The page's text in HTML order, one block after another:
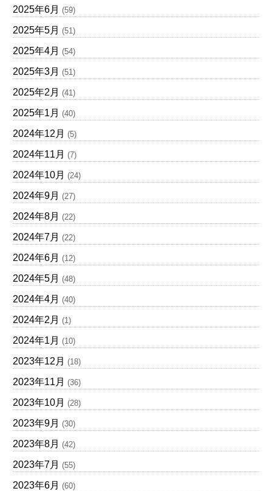
2025年6月 (59)
2025年5月 (51)
2025年4月 (54)
2025年3月 (51)
2025年2月 (41)
2025年1月 (40)
2024年12月 (5)
2024年11月 (7)
2024年10月 (24)
2024年9月 (27)
2024年8月 (22)
2024年7月 (22)
2024年6月 (12)
2024年5月 (48)
2024年4月 (40)
2024年2月 (1)
2024年1月 (10)
2023年12月 (18)
2023年11月 (36)
2023年10月 (28)
2023年9月 (30)
2023年8月 (42)
2023年7月 (55)
2023年6月 (60)